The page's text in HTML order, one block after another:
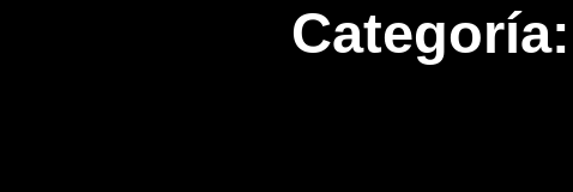
Categoría: